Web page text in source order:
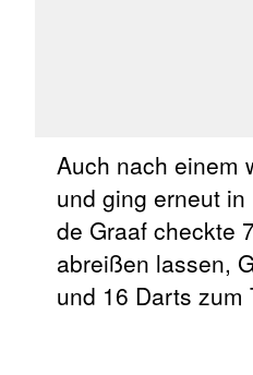
Auch nach einem
und ging erneut
de Graaf checkte
abreißen lassen,
und 16 Darts zum